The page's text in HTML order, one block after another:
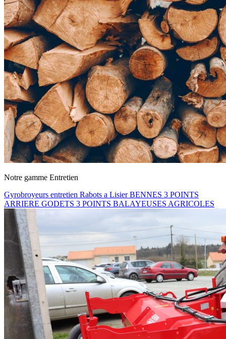
Notre gamme Entretien
Gyrobroyeurs entretien Rabots a LisierBENNES 3 POINTS
ARRIERE GODETS 3 POINTS BALAYEUSES AGRICOLES